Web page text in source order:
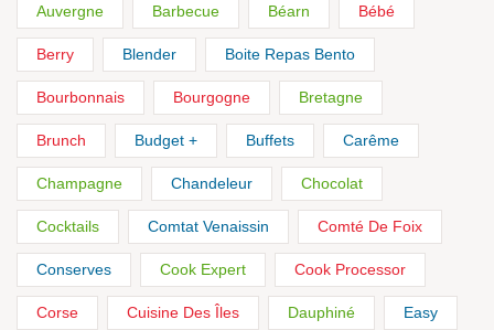
Auvergne Barbecue Béarn Bébé
Berry Blender Boite Repas Bento
Bourbonnais Bourgogne Bretagne
Brunch Budget + Buffets Carême
Champagne Chandeleur Chocolat
Cocktails Comtat Venaissin Comté De Foix
Conserves Cook Expert Cook Processor
Corse Cuisine Des Îles Dauphiné Easy